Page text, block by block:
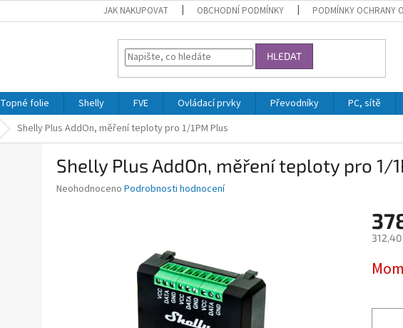
JAK NAKUPOVAT OBCHODNÍ PODMÍNKY PODMÍNKY OCHRANY
HLEDAT
Topné folie Shelly FVE Ovládací prvky Převodníky PC, sítě
Shelly Plus AddOn, měření teploty pro 1/1PM Plus
Shelly Plus AddOn, měření teploty pro 1/
Průměrné
Neohodnoceno Podrobnosti hodnocení
312,40
cena: